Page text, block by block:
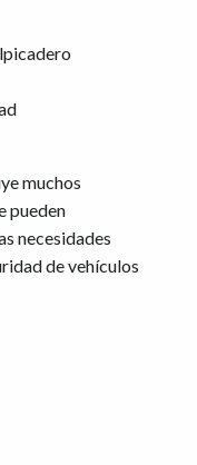
muchos
pueden
necesidades
de vehículos